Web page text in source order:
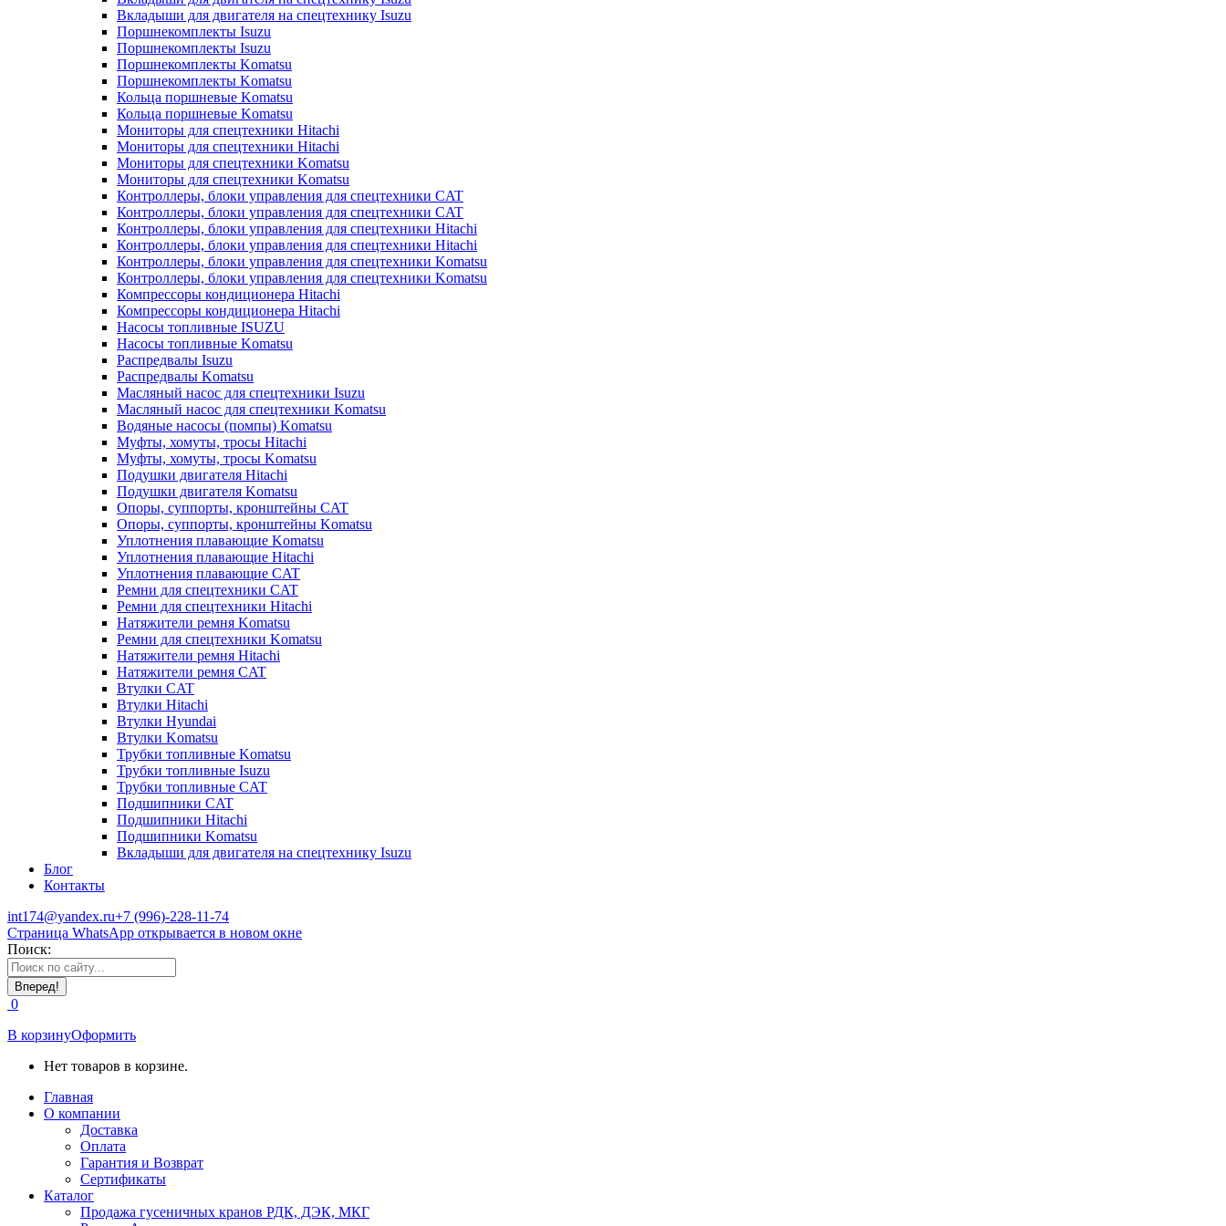
Вкладыши для двигателя на спецтехнику Isuzu
Поршнекомплекты Isuzu
Поршнекомплекты Isuzu
Поршнекомплекты Komatsu
Поршнекомплекты Komatsu
Кольца поршневые Komatsu
Кольца поршневые Komatsu
Мониторы для спецтехники Hitachi
Мониторы для спецтехники Hitachi
Мониторы для спецтехники Komatsu
Мониторы для спецтехники Komatsu
Контроллеры, блоки управления для спецтехники CAT
Контроллеры, блоки управления для спецтехники CAT
Контроллеры, блоки управления для спецтехники Hitachi
Контроллеры, блоки управления для спецтехники Hitachi
Контроллеры, блоки управления для спецтехники Komatsu
Контроллеры, блоки управления для спецтехники Komatsu
Компрессоры кондиционера Hitachi
Компрессоры кондиционера Hitachi
Насосы топливные ISUZU
Насосы топливные Komatsu
Распредвалы Isuzu
Распредвалы Komatsu
Масляный насос для спецтехники Isuzu
Масляный насос для спецтехники Komatsu
Водяные насосы (помпы) Komatsu
Муфты, хомуты, тросы Hitachi
Муфты, хомуты, тросы Komatsu
Подушки двигателя Hitachi
Подушки двигателя Komatsu
Опоры, суппорты, кронштейны CAT
Опоры, суппорты, кронштейны Komatsu
Уплотнения плавающие Komatsu
Уплотнения плавающие Hitachi
Уплотнения плавающие CAT
Ремни для спецтехники CAT
Ремни для спецтехники Hitachi
Натяжители ремня Komatsu
Ремни для спецтехники Komatsu
Натяжители ремня Hitachi
Натяжители ремня CAT
Втулки CAT
Втулки Hitachi
Втулки Hyundai
Втулки Komatsu
Трубки топливные Komatsu
Трубки топливные Isuzu
Трубки топливные CAT
Подшипники CAT
Подшипники Hitachi
Подшипники Komatsu
Вкладыши для двигателя на спецтехнику Isuzu
Блог
Контакты
int174@yandex.ru+7 (996)-228-11-74
Страница WhatsApp открывается в новом окне
Поиск:
0
В корзинуОформить
Нет товаров в корзине.
Главная
О компании
Доставка
Оплата
Гарантия и Возврат
Сертификаты
Каталог
Продажа гусеничных кранов РДК, ДЭК, МКГ